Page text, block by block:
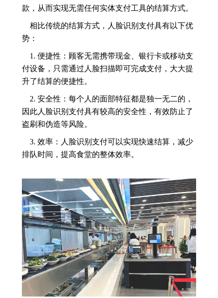
款，从而实现无需任何实体支付工具的结算方式。
相比传统的结算方式，人脸识别支付具有以下优
势：
1. 便捷性：顾客无需携带现金、银行卡或移动支
付设备，只需通过人脸扫描即可完成支付，大大提
升了结算的便捷性。
2. 安全性：每个人的面部特征都是独一无二的，
因此人脸识别支付具有较高的安全性，有效防止了
盗刷和伪造等风险。
3. 效率：人脸识别支付可以实现快速结算，减少
排队时间，提高食堂的整体效率。